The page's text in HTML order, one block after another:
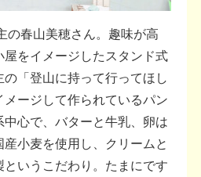
の春山美穂さん。趣味が高
屋をイメージしたスタンド式
「登山に持って行ってほし
ージして作られているパン
心で、バターと牛乳、卵は
小麦を使用し、クリームと
いうこだわり。たまにです